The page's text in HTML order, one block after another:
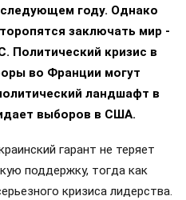
году. Однако
заключать мир -
Политический кризис в
во Франции могут
ландшафт в
выборов в США.
гарант не теряет
поддержку, тогда как
кризиса лидерства.